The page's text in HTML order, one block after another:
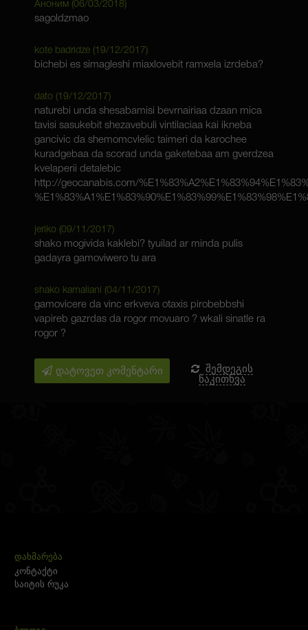
Аноним (06/03/2018)
sagoldzmao
kote badridze (19/12/2017)
bichebi es simagleshi miaxlovebit ramxela izrdeba?
dato (19/12/2017)
naturebi unda shesabamisi bevrnairiaa dzaan mica
tavisi sasukebit shezavebuli vintilaciaa kai ikneba
gancivic da shemomcvlelic taimeri da karochee
kuradgebaa da scorad unda gaketebaa am gverdzea
kvelaperii detalebic
http://geocanabis.com/
jeriko (09/11/2017)
shako mogivida kaklebi? tyuilad ar minda pulis
gadayra gamoviwero tu ara
shako kamaliani (04/11/2017)
gamovicere da vinc erkveva otaxis pirobebbshi
vapireb gazrdas da rogor movuaro ? wkali sinatle ra
rogor ?
დატოვეთ კომენტარი
შემდეგის
წაკითხვა
ᲓᲐᲮᲛᲐᲠᲔᲑᲐ
კონტაქტი
საიტის რუკა